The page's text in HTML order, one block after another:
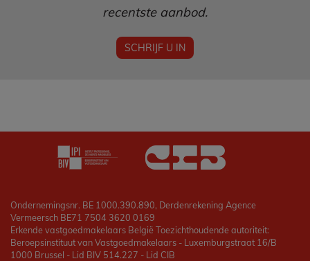
recentste aanbod.
SCHRIJF U IN
Ondernemingsnr. BE 1000.390.890, Derdenrekening Agence
Vermeersch BE71 7504 3620 0169
Erkende vastgoedmakelaars België Toezichthoudende autoriteit:
Beroepsinstituut van Vastgoedmakelaars - Luxemburgstraat 16/B
1000 Brussel - Lid BIV 514.227 - Lid CIB